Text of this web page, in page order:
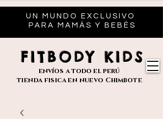
UN MUNDO EXCLUSIVO
PARA MAMÁS Y BEBÉS
FITBODY KIDS
envíos a todo el perú
tienda fisica en nuevo Chimbote